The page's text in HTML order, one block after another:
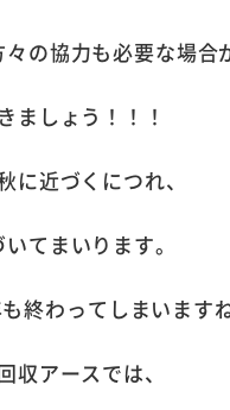
の協力も必要な場合
ましょう！！！
に近づくにつれ、
てまいります。
終わってしまいますね
収アースでは、